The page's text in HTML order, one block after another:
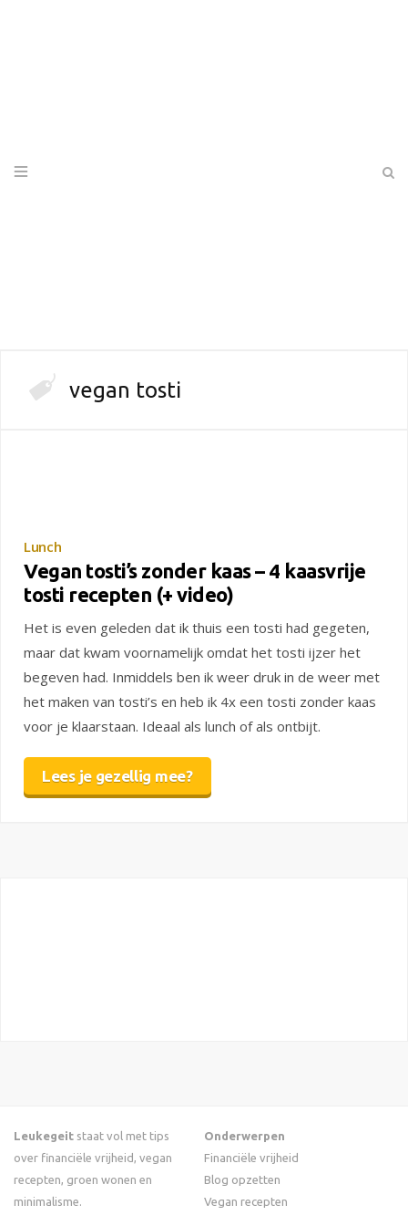
vegan tosti
Lunch
Vegan tosti’s zonder kaas – 4 kaasvrije
tosti recepten (+ video)
Het is even geleden dat ik thuis een tosti had gegeten,
maar dat kwam voornamelijk omdat het tosti ijzer het
begeven had. Inmiddels ben ik weer druk in de weer met
het maken van tosti’s en heb ik 4x een tosti zonder kaas
voor je klaarstaan. Ideaal als lunch of als ontbijt.
Lees je gezellig mee?
Leukegeit staat vol met tips
over financiële vrijheid, vegan
recepten, groen wonen en
minimalisme.
Onderwerpen
Financiële vrijheid
Blog opzetten
Vegan recepten